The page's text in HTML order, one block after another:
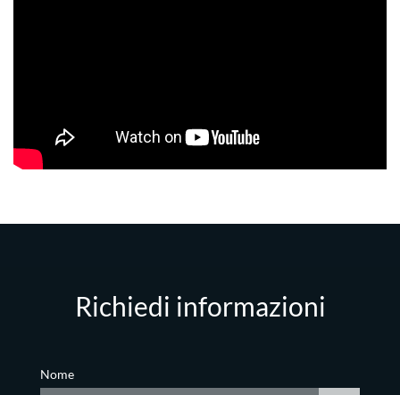
Richiedi informazioni
Nome